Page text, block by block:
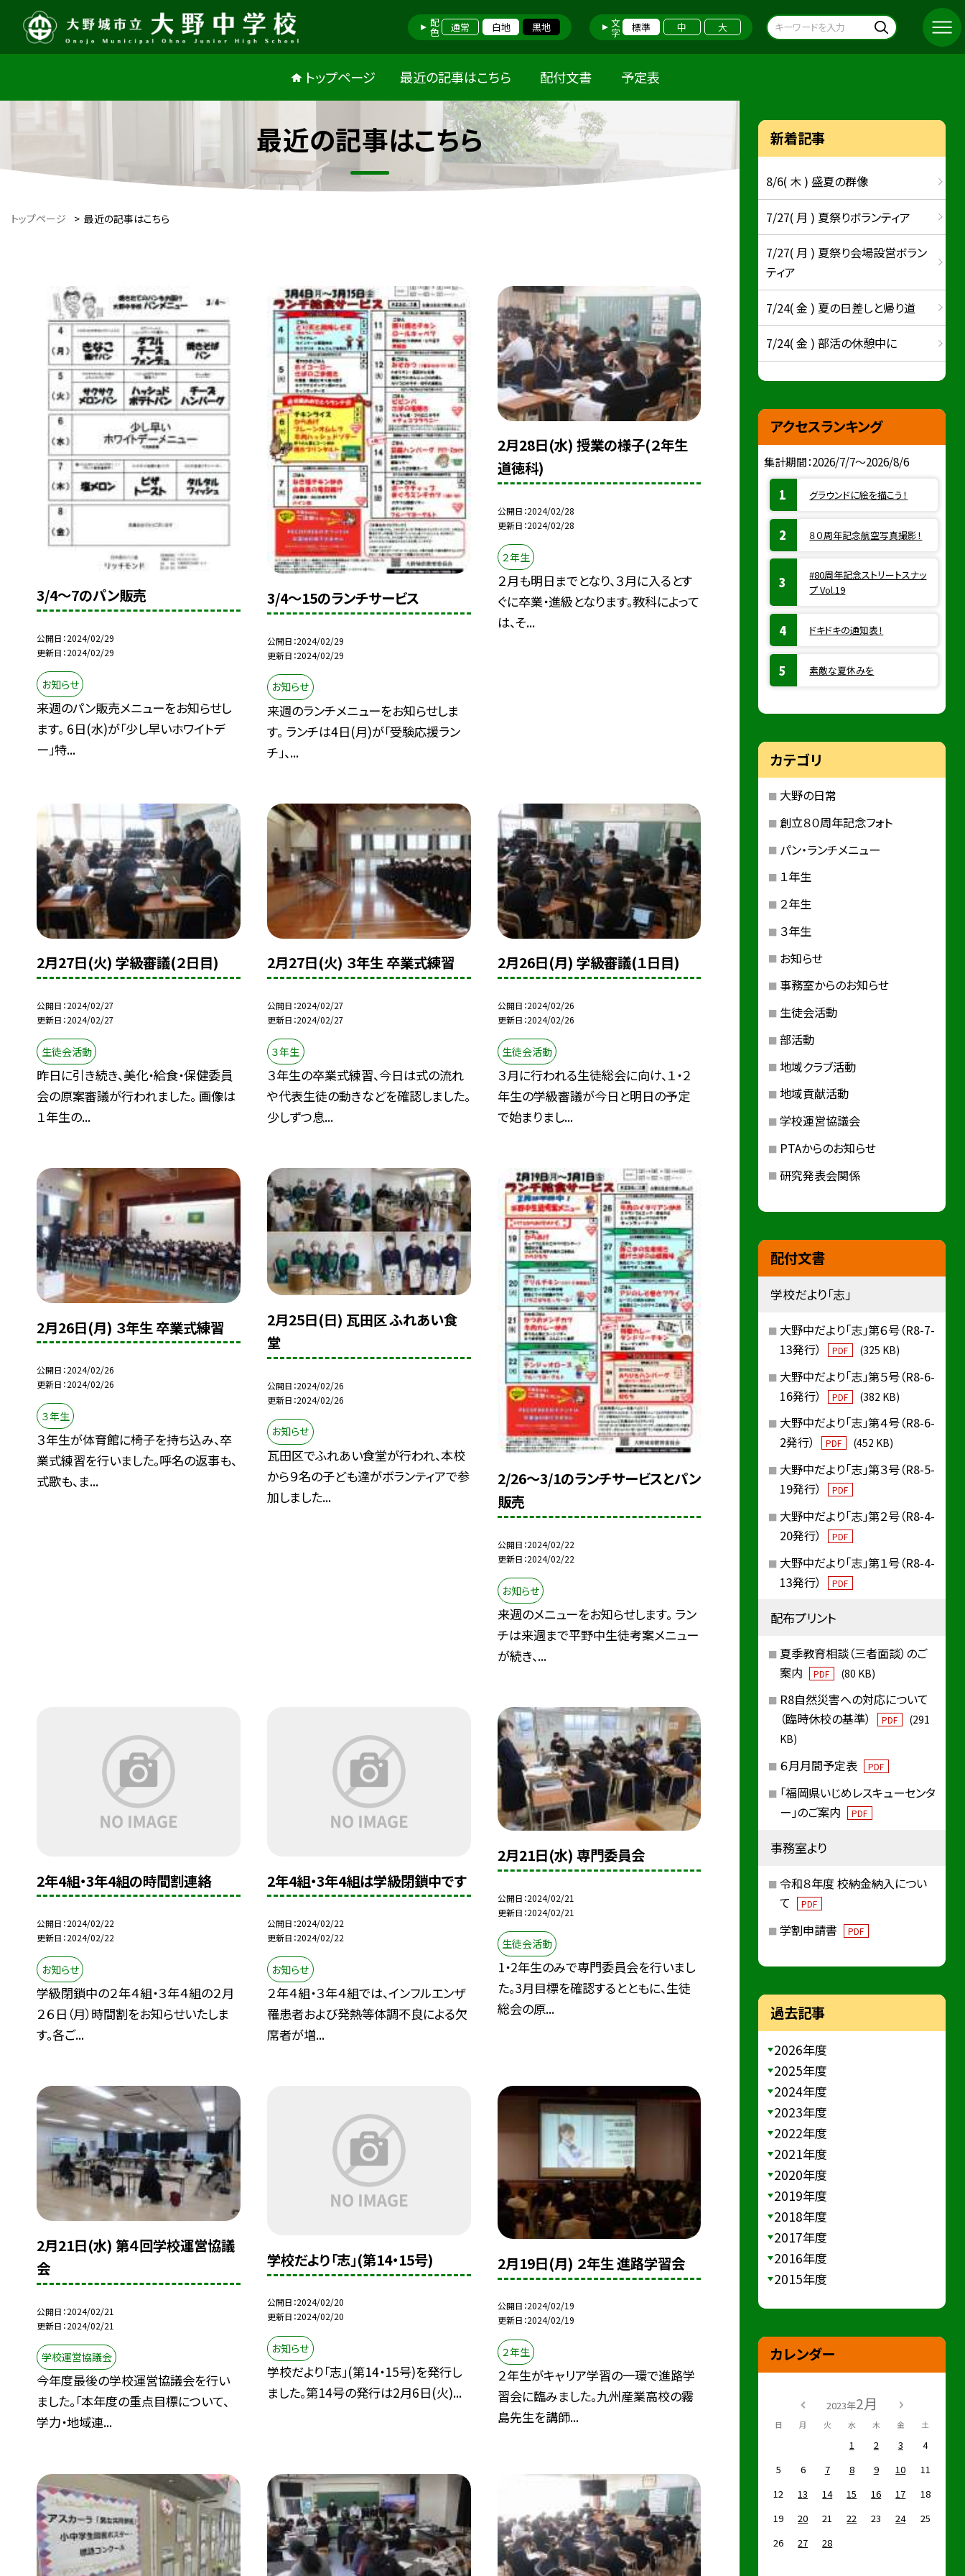
配色 通常 白地 黒地 文字 標準 中 大
トップページ 最近の記事はこちら 配付文書 予定表
最近の記事はこちら
トップページ > 最近の記事はこちら
3/4〜7のパン販売
公開日 2024/02/29
更新日 2024/02/29
お知らせ
来週のパン販売メニューをお知らせし
ます。 6日(水)が「少し早いホワイトデ
ー」特...
3/4〜15のランチサービス
公開日 2024/02/29
更新日 2024/02/29
お知らせ
来週のランチメニューをお知らせしま
す。 ランチは4日(月)が「受験応援ラン
チ」、...
2月28日(水) 授業の様子(２年生
道徳科)
公開日 2024/02/28
更新日 2024/02/28
２年生
２月も明日までとなり、３月に入るとす
ぐに卒業・進級となります。教科によって
は、そ...
2月27日(火) 学級審議(２日目)
公開日 2024/02/27
更新日 2024/02/27
生徒会活動
昨日に引き続き、美化・給食・保健委員
会の原案審議が行われました。 画像は
１年生の...
2月27日(火) ３年生 卒業式練習
公開日 2024/02/27
更新日 2024/02/27
３年生
３年生の卒業式練習、今日は式の流れ
や代表生徒の動きなどを確認しました。
少しずつ息...
2月26日(月) 学級審議(１日目)
公開日 2024/02/26
更新日 2024/02/26
生徒会活動
３月に行われる生徒総会に向け、１・２
年生の学級審議が今日と明日の予定
で始まりまし...
2月26日(月) ３年生 卒業式練習
公開日 2024/02/26
更新日 2024/02/26
３年生
３年生が体育館に椅子を持ち込み、卒
業式練習を行いました。呼名の返事も、
式歌も、ま...
2月25日(日) 瓦田区 ふれあい食
堂
公開日 2024/02/26
更新日 2024/02/26
お知らせ
瓦田区でふれあい食堂が行われ、本校
から９名の子ども達がボランティアで参
加しました...
2/26〜3/1のランチサービスとパン
販売
公開日 2024/02/22
更新日 2024/02/22
お知らせ
来週のメニューをお知らせします。 ラン
チは来週まで平野中生徒考案メニュー
が続き、...
2年4組・3年4組の時間割連絡
公開日 2024/02/22
更新日 2024/02/22
お知らせ
学級閉鎖中の２年４組・３年４組の２月
２６日（月）時間割をお知らせいたしま
す。各ご...
2年4組・3年4組は学級閉鎖中です
公開日 2024/02/22
更新日 2024/02/22
お知らせ
２年４組・３年４組では、インフルエンザ
罹患者および発熱等体調不良による欠
席者が増...
2月21日(水) 専門委員会
公開日 2024/02/21
更新日 2024/02/21
生徒会活動
1・2年生のみで専門委員会を行いまし
た。3月目標を確認するとともに、生徒
総会の原...
2月21日(水) 第４回学校運営協議
会
公開日 2024/02/21
更新日 2024/02/21
学校運営協議会
今年度最後の学校運営協議会を行い
ました。「本年度の重点目標について、
学力・地域連...
学校だより「志」(第14・15号)
公開日 2024/02/20
更新日 2024/02/20
お知らせ
学校だより「志」(第14・15号)を発行し
ました。第14号の発行は2月6日(火)...
2月19日(月) ２年生 進路学習会
公開日 2024/02/19
更新日 2024/02/19
２年生
２年生がキャリア学習の一環で進路学
習会に臨みました。九州産業高校の霧
島先生を講師...
新着記事
8/6( 木 ) 盛夏の群像
7/27( 月 ) 夏祭りボランティア
7/27( 月 ) 夏祭り会場設営ボラン
ティア
7/24( 金 ) 夏の日差しと帰り道
7/24( 金 ) 部活の休憩中に
アクセスランキング
集計期間：2026/7/7～2026/8/6
グラウンドに絵を描こう！
８０周年記念航空写真撮影！
#80周年記念ストリートスナッ
プ Vol.19
ドキドキの通知表！
素敵な夏休みを
カテゴリ
大野の日常
創立８０周年記念フォト
パン・ランチメニュー
１年生
２年生
３年生
お知らせ
事務室からのお知らせ
生徒会活動
部活動
地域クラブ活動
地域貢献活動
学校運営協議会
PTAからのお知らせ
研究発表会関係
配付文書
学校だより「志」
大野中だより「志」第６号（R8-7-
13発行）
PDF (325 KB)
大野中だより「志」第５号（R8-6-
16発行）
PDF (382 KB)
大野中だより「志」第４号（R8-6-
2発行）
PDF (452 KB)
大野中だより「志」第３号（R8-5-
19発行）
PDF
大野中だより「志」第２号（R8-4-
20発行）
PDF
大野中だより「志」第１号（R8-4-
13発行）
PDF
配布プリント
夏季教育相談（三者面談）のご
案内
PDF (80 KB)
R8自然災害への対応について
（臨時休校の基準）
PDF
(291
KB)
６月月間予定表 PDF
「福岡県いじめレスキューセンタ
ー」のご案内
PDF
事務室より
令和８年度 校納金納入につい
て
PDF
学割申請書 PDF
過去記事
2026年度
2025年度
2024年度
2023年度
2022年度
2021年度
2020年度
2019年度
2018年度
2017年度
2016年度
2015年度
カレンダー
2023年2月
日 月 火 水 木 金 土
1 2 3
4
5
6 7 8 9 10
11
12
13 14 15 16 17
18
19
20 21 22 23 24
25
26
27 28